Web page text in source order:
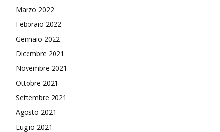
Marzo 2022
Febbraio 2022
Gennaio 2022
Dicembre 2021
Novembre 2021
Ottobre 2021
Settembre 2021
Agosto 2021
Luglio 2021